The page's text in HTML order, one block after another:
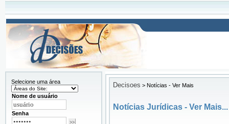
Selecione uma área
Nome de usuário
Senha
Decisoes > Notícias - Ver Mais
Notícias Jurídicas - Ver Mais...